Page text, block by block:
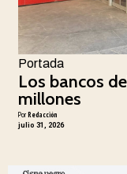
Portada
Los bancos
millones
PorRedacción
julio 31, 2026